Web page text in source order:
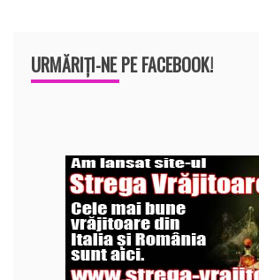
URMĂRIȚI-NE PE FACEBOOK!